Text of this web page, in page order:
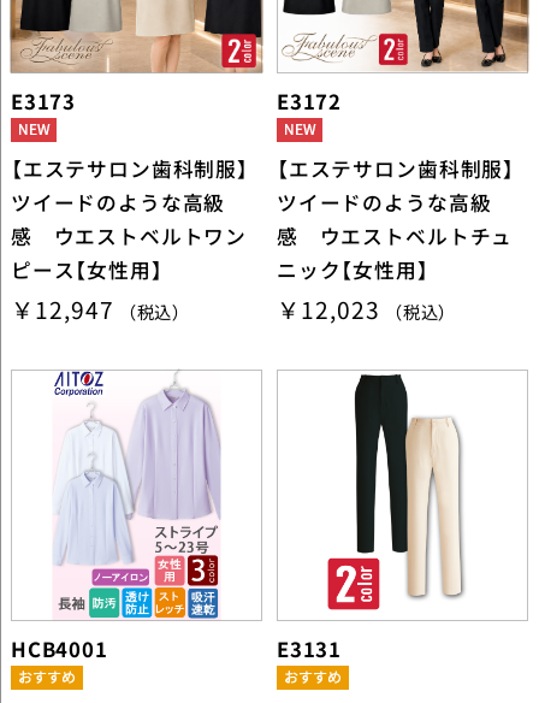
E3173
【エステサロン歯科制服】
ツイードのような高級
感 ウエストベルトワン
ピース【女性用】
￥12,947 （税込）
E3172
【エステサロン歯科制服】
ツイードのような高級
感 ウエストベルトチュ
ニック【女性用】
￥12,023 （税込）
HCB4001 E3131